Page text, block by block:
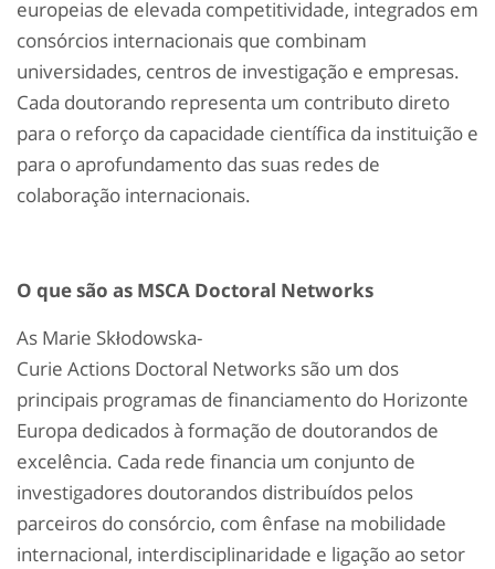
europeias de elevada competitividade, integrados em
consórcios internacionais que combinam
universidades, centros de investigação e empresas.
Cada doutorando representa um contributo direto
para o reforço da capacidade científica da instituição e
para o aprofundamento das suas redes de
colaboração internacionais.
O que são as MSCA Doctoral Networks
As Marie Skłodowska-
Curie Actions Doctoral Networks são um dos
principais programas de financiamento do Horizonte
Europa dedicados à formação de doutorandos de
excelência. Cada rede financia um conjunto de
investigadores doutorandos distribuídos pelos
parceiros do consórcio, com ênfase na mobilidade
internacional, interdisciplinaridade e ligação ao setor